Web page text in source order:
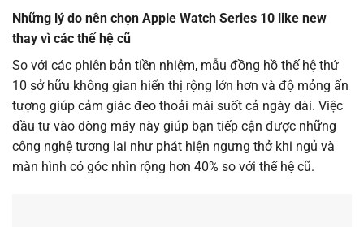
Những lý do nên chọn Apple Watch Series 10 like new
thay vì các thế hệ cũ
So với các phiên bản tiền nhiệm, mẫu đồng hồ thế hệ thứ
10 sở hữu không gian hiển thị rộng lớn hơn và độ mỏng ấn
tượng giúp cảm giác đeo thoải mái suốt cả ngày dài. Việc
đầu tư vào dòng máy này giúp bạn tiếp cận được những
công nghệ tương lai như phát hiện ngưng thở khi ngủ và
màn hình có góc nhìn rộng hơn 40% so với thế hệ cũ.